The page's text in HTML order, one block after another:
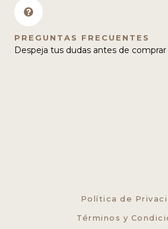
PREGUNTAS FRECUENTES
Despeja tus dudas antes de comprar
Política de
Términos y